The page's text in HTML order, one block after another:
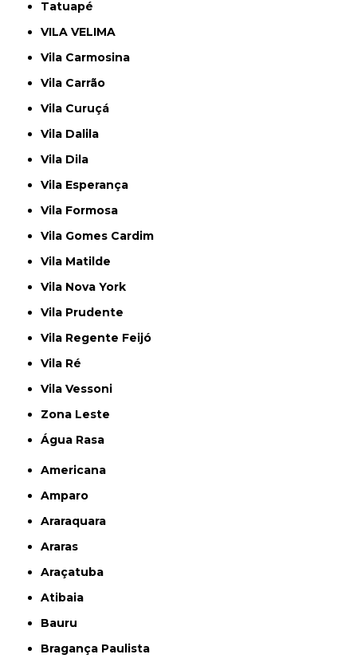
Tatuapé
VILA VELIMA
Vila Carmosina
Vila Carrão
Vila Curuçá
Vila Dalila
Vila Dila
Vila Esperança
Vila Formosa
Vila Gomes Cardim
Vila Matilde
Vila Nova York
Vila Prudente
Vila Regente Feijó
Vila Ré
Vila Vessoni
Zona Leste
Água Rasa
Americana
Amparo
Araraquara
Araras
Araçatuba
Atibaia
Bauru
Bragança Paulista